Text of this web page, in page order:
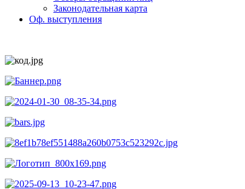
Законодательная карта
Оф. выступления